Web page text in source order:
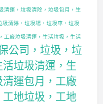
清運，垃圾清除，垃圾包月，生
清除，垃圾場，垃圾車，垃圾
工廠垃圾清運，生活垃圾，生活
公司，垃圾，垃
垃圾清運，生
運包月，工廠
地垃圾，工地